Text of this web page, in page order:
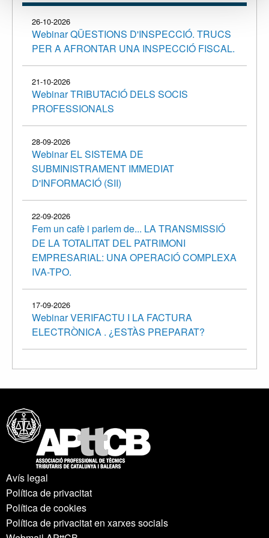
26-10-2026
Webinar QÜESTIONS D'INSPECCIÓ. TRUCS
PER A AFRONTAR UNA INSPECCIÓ FISCAL.
21-10-2026
Webinar TRIBUTACIÓ DELS SOCIS
PROFESSIONALS
28-09-2026
Webinar EL SISTEMA DE
SUBMINISTRAMENT IMMEDIAT
D'INFORMACIÓ (SII)
22-09-2026
Fem un cafè i parlem de... LA TRANSMISSIÓ
DE LA TOTALITAT DEL PATRIMONI
EMPRESARIAL: UNA OPERACIÓ COMPLEXA
IVA-TPO.
17-09-2026
Webinar VERIFACTU I LA FACTURA
ELECTRÒNICA . ¿ESTÀS PREPARAT?
Avís legal
Política de privacitat
Política de cookies
Política de privacitat en xarxes socials